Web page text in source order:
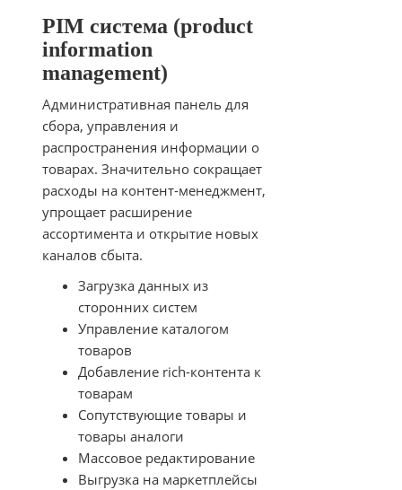
PIM система (product
information
management)
Административная панель для
сбора, управления и
распространения информации о
товарах. Значительно сокращает
расходы на контент-менеджмент,
упрощает расширение
ассортимента и открытие новых
каналов сбыта.
Загрузка данных из
сторонних систем
Управление каталогом
товаров
Добавление rich-контента к
товарам
Сопутствующие товары и
товары аналоги
Массовое редактирование
Выгрузка на маркетплейсы